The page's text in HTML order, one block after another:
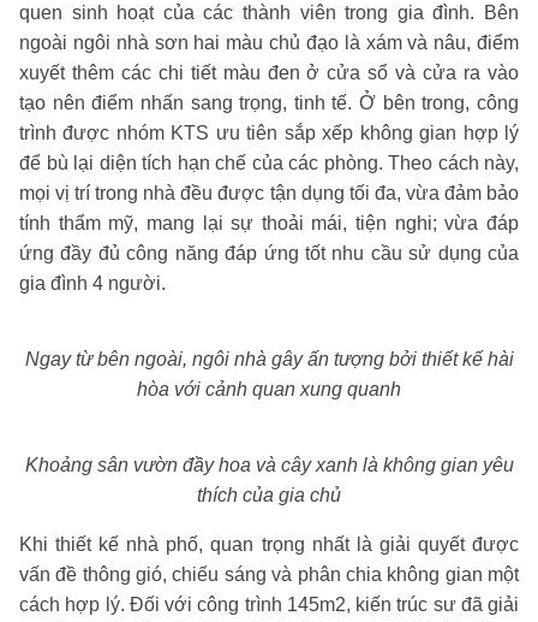
quen sinh hoạt của các thành viên trong gia đình. Bên
ngoài ngôi nhà sơn hai màu chủ đạo là xám và nâu, điểm
xuyết thêm các chi tiết màu đen ở cửa sổ và cửa ra vào
tạo nên điểm nhấn sang trọng, tinh tế. Ở bên trong, công
trình được nhóm KTS ưu tiên sắp xếp không gian hợp lý
để bù lại diện tích hạn chế của các phòng. Theo cách này,
mọi vị trí trong nhà đều được tận dụng tối đa, vừa đảm bảo
tính thẩm mỹ, mang lại sự thoải mái, tiện nghi; vừa đáp
ứng đầy đủ công năng đáp ứng tốt nhu cầu sử dụng của
gia đình 4 người.
Ngay từ bên ngoài, ngôi nhà gây ấn tượng bởi thiết kế hài
hòa với cảnh quan xung quanh
Khoảng sân vườn đầy hoa và cây xanh là không gian yêu
thích của gia chủ
Khi thiết kế nhà phố, quan trọng nhất là giải quyết được
vấn đề thông gió, chiếu sáng và phân chia không gian một
cách hợp lý. Đối với công trình 145m2, kiến trúc sư đã giải